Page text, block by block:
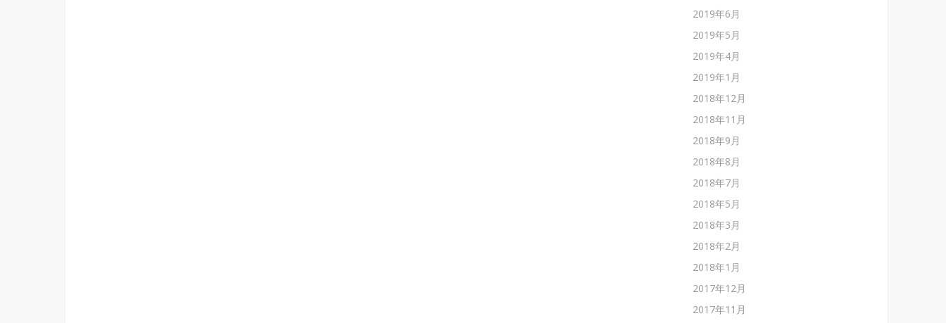
2019年6月
2019年5月
2019年4月
2019年1月
2018年12月
2018年11月
2018年9月
2018年8月
2018年7月
2018年5月
2018年3月
2018年2月
2018年1月
2017年12月
2017年11月